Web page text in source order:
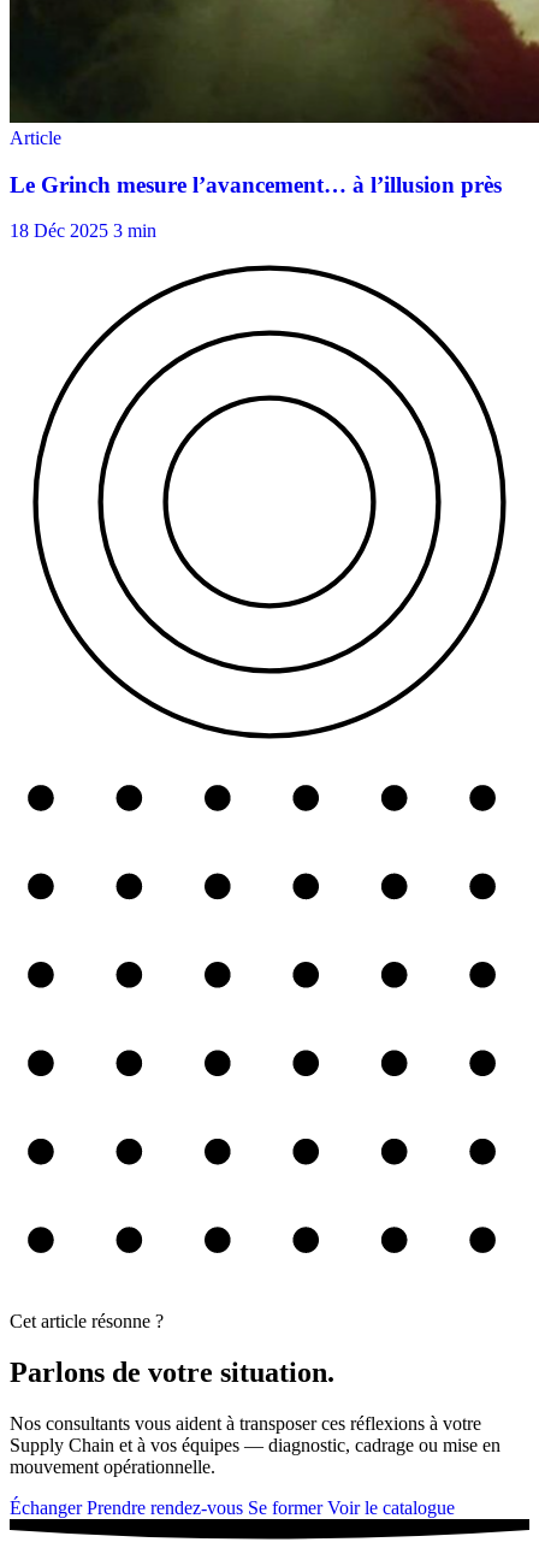
18 Déc 2025 3 min
Cet article résonne ?
Parlons de votre situation.
Nos consultants vous aident à transposer ces réflexions à votre
Supply Chain et à vos équipes — diagnostic, cadrage ou mise en
mouvement opérationnelle.
Échanger Prendre rendez-vous Se former Voir le catalogue